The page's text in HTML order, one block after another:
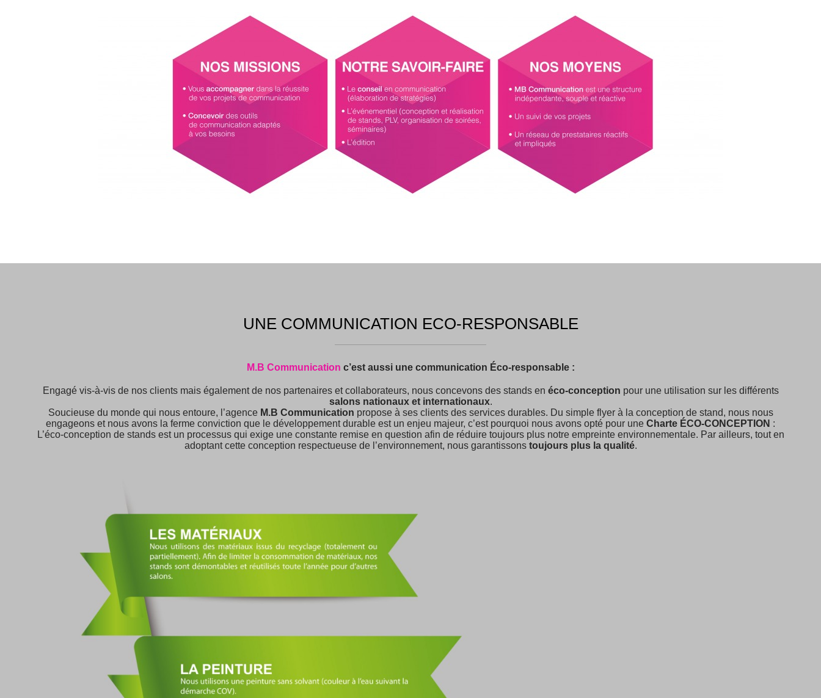
UNE COMMUNICATION ECO-RESPONSABLE
M.B Communication c’est aussi une communication Éco-responsable :
Engagé vis-à-vis de nos clients mais également de nos partenaires et collaborateurs, nous concevons des stands en éco-conception pour une utilisation sur les différents
salons nationaux et internationaux.
Soucieuse du monde qui nous entoure, l’agence M.B Communication propose à ses clients des services durables. Du simple flyer à la conception de stand, nous nous
engageons et nous avons la ferme conviction que le développement durable est un enjeu majeur, c’est pourquoi nous avons opté pour une Charte ÉCO-CONCEPTION :
L’éco-conception de stands est un processus qui exige une constante remise en question afin de réduire toujours plus notre empreinte environnementale. Par ailleurs, tout en
adoptant cette conception respectueuse de l’environnement, nous garantissons toujours plus la qualité.